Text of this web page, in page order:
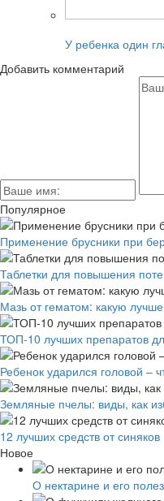
У ребенка один
Добавить комментарий
Популярное
Применение брусники при
Таблетки для повышения
Мазь от гематом: какую
ТОП-10 лучших препаратов
Ребенок ударился головой –
Земляные пчелы: виды, как
12 лучших средств от синяков
Новое
О нектарине и его